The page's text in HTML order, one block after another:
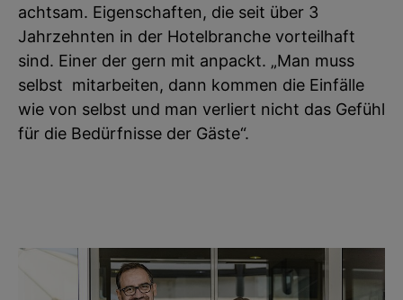
achtsam. Eigenschaften, die seit über 3
Jahrzehnten in der Hotelbranche vorteilhaft
sind. Einer der gern mit anpackt. „Man muss
selbst mitarbeiten, dann kommen die Einfälle
wie von selbst und man verliert nicht das Gefühl
für die Bedürfnisse der Gäste“.